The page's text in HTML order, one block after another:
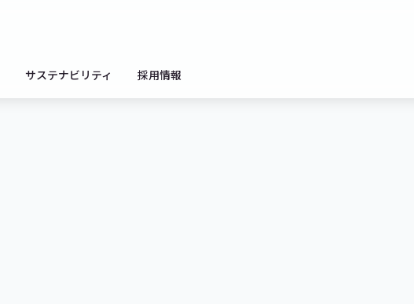
サステナビリティ 採用情報